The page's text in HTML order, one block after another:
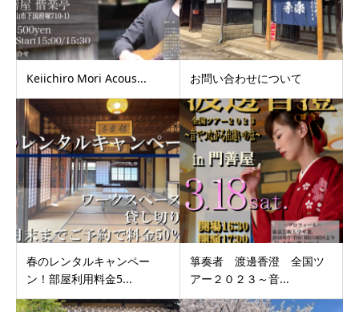
Keiichiro Mori Acous... お問い合わせについて
春のレンタルキャンペー
ン！部屋利用料金5...
箏奏者 渡邊香澄 全国ツ
アー２０２３～音...